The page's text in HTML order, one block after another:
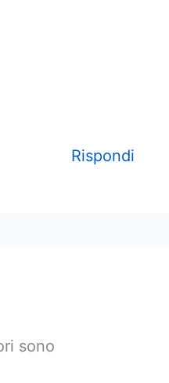
Rispondi
sono